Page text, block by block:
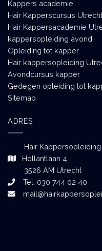
Kappers academie
Hair Kapperscursus Utrecht
Hair Kappersacademie
kappersopleiding avond
Opleiding tot kapper
Hair kappersopleiding
Avondcursus kapper
Gedegen opleiding tot
Sitemap
ADRES
Hair Kappersopleiding
Hollantlaan 4
3526 AM Utrecht
Tel. 030 744 02 40